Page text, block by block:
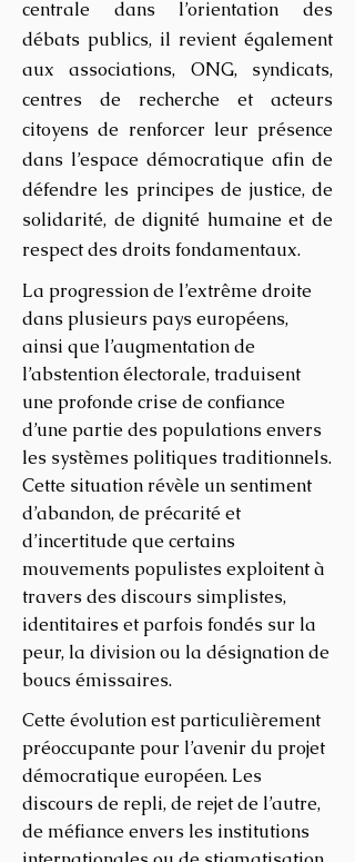
centrale dans l’orientation des
débats publics, il revient également
aux associations, ONG, syndicats,
centres de recherche et acteurs
citoyens de renforcer leur présence
dans l’espace démocratique afin de
défendre les principes de justice, de
solidarité, de dignité humaine et de
respect des droits fondamentaux.
La progression de l’extrême droite
dans plusieurs pays européens,
ainsi que l’augmentation de
l’abstention électorale, traduisent
une profonde crise de confiance
d’une partie des populations envers
les systèmes politiques traditionnels.
Cette situation révèle un sentiment
d’abandon, de précarité et
d’incertitude que certains
mouvements populistes exploitent à
travers des discours simplistes,
identitaires et parfois fondés sur la
peur, la division ou la désignation de
boucs émissaires.
Cette évolution est particulièrement
préoccupante pour l’avenir du projet
démocratique européen. Les
discours de repli, de rejet de l’autre,
de méfiance envers les institutions